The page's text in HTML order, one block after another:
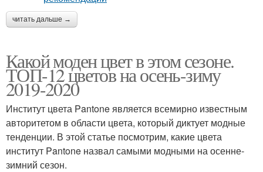
читать дальше →
Какой моден цвет в этом сезоне.
ТОП-12 цветов на осень-зиму
2019-2020
Институт цвета Pantone является всемирно известным
авторитетом в области цвета, который диктует модные
тенденции. В этой статье посмотрим, какие цвета
институт Pantone назвал самыми модными на осенне-
зимний сезон.